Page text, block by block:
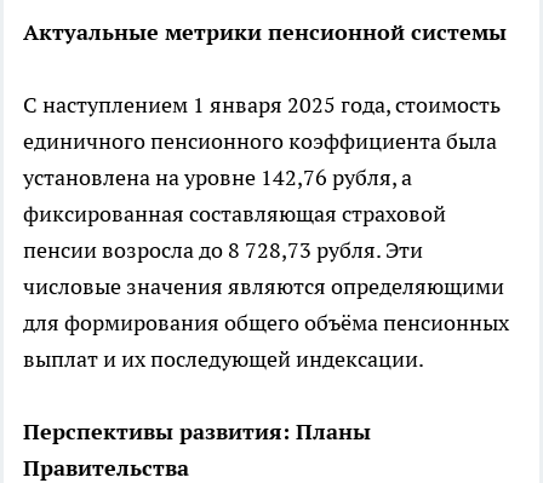
Актуальные метрики пенсионной системы
С наступлением 1 января 2025 года, стоимость
единичного пенсионного коэффициента была
установлена на уровне 142,76 рубля, а
фиксированная составляющая страховой
пенсии возросла до 8 728,73 рубля. Эти
числовые значения являются определяющими
для формирования общего объёма пенсионных
выплат и их последующей индексации.
Перспективы развития: Планы
Правительства